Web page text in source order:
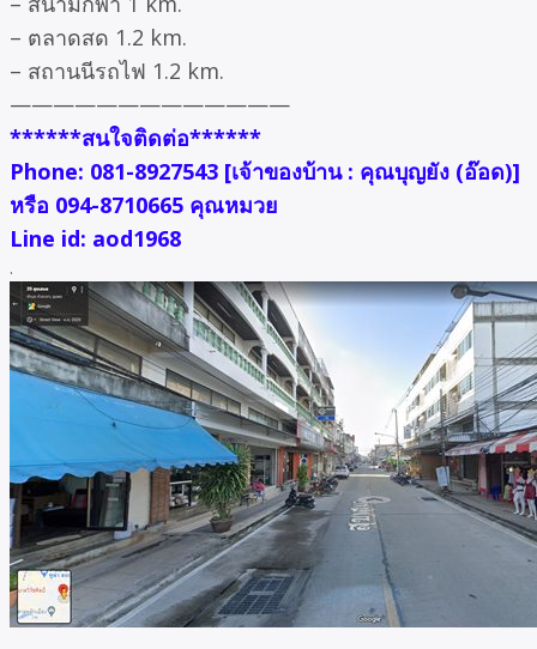
– ตลาดสด 1.2 km.
– สถานนีรถไฟ 1.2 km.
—————————————
******สนใจติดต่อ******
Phone: 081-8927543 [เจ้าของบ้าน : คุณบุญยัง (อ๊อด)]
หรือ 094-8710665 คุณหมวย
Line id: aod1968
.